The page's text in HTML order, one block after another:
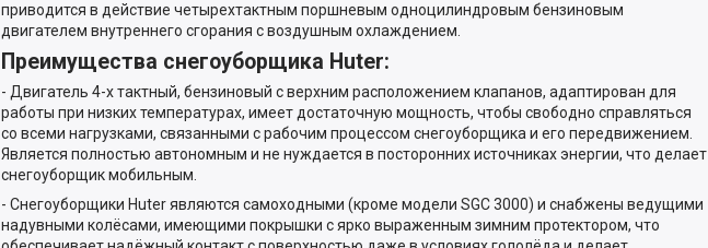
приводится в действие четырехтактным поршневым одноцилиндровым бензиновым
двигателем внутреннего сгорания с воздушным охлаждением.
Преимущества снегоуборщика Huter:
- Двигатель 4-х тактный, бензиновый с верхним расположением клапанов, адаптирован для
работы при низких температурах, имеет достаточную мощность, чтобы свободно справляться
со всеми нагрузками, связанными с рабочим процессом снегоуборщика и его передвижением.
Является полностью автономным и не нуждается в посторонних источниках энергии, что делает
снегоуборщик мобильным.
- Снегоуборщики Huter являются самоходными (кроме модели SGC 3000) и снабжены ведущими
надувными колёсами, имеющими покрышки с ярко выраженным зимним протектором, что